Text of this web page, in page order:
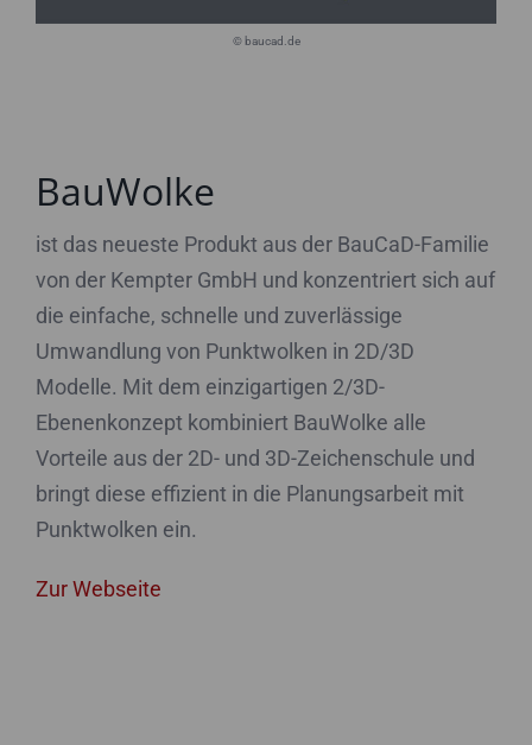
© baucad.de
BauWolke
ist das neueste Produkt aus der BauCaD-Familie
von der Kempter GmbH und konzentriert sich auf
die einfache, schnelle und zuverlässige
Umwandlung von Punktwolken in 2D/3D
Modelle. Mit dem einzigartigen 2/3D-
Ebenenkonzept kombiniert BauWolke alle
Vorteile aus der 2D- und 3D-Zeichenschule und
bringt diese effizient in die Planungsarbeit mit
Punktwolken ein.
Zur Webseite